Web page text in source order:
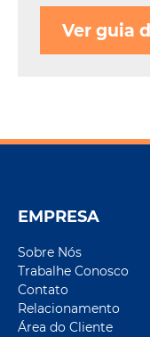
Ver guia
EMPRESA
Sobre Nós
Trabalhe Conosco
Contato
Relacionamento
Área do Cliente